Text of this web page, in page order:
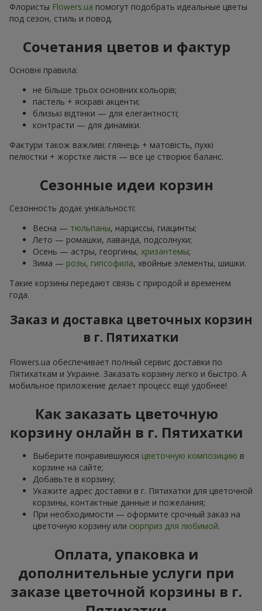
Флористы Flowers.ua помогут подобрать идеальные цветы
под сезон, стиль и повод.
Сочетания цветов и фактур
Основні правила:
не більше трьох основних кольорів;
пастель + яскраві акценти;
близькі відтінки — для елегантності;
контрасти — для динаміки.
Фактури також важливі: глянець + матовість, пухкі
пелюстки + жорстке листя — все це створює баланс.
Сезонные идеи корзин
Сезонность додає унікальності:
Весна — тюльпаны, нарциссы, гиацинты;
Лето — ромашки, лаванда, подсолнухи;
Осень — астры, георгины, хризантемы;
Зима — розы, гипсофила, хвойные элементы, шишки.
Такие корзины передают связь с природой и временем
года.
Заказ и доставка цветочных корзин
в г. Пятихатки
Flowers.ua обеспечивает полный сервис доставки по
Пятихаткам и Украине. Заказать корзину легко и быстро. А
мобильное приложение делает процесс ещё удобнее!
Как заказать цветочную
корзину онлайн в г. Пятихатки
Выберите понравившуюся цветочную композицию в
корзине на сайте;
Добавьте в корзину;
Укажите адрес доставки в г. Пятихатки для цветочной
корзины, контактные данные и пожелания;
При необходимости — оформите срочный заказ на
цветочную корзину или сюрприз для любимой.
Оплата, упаковка и
дополнительные услуги при
заказе цветочной корзины в г.